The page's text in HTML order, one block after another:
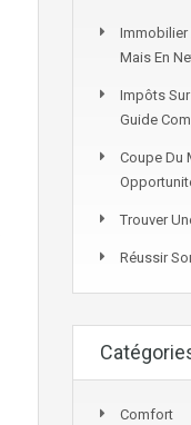
Immobilier
Mais En
Impôts
Guide
Coupe Du
Trouver
Réussir
Comfort